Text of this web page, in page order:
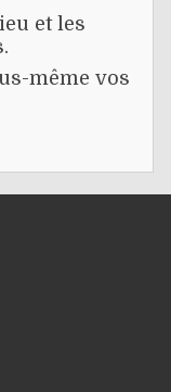
et les
même vos